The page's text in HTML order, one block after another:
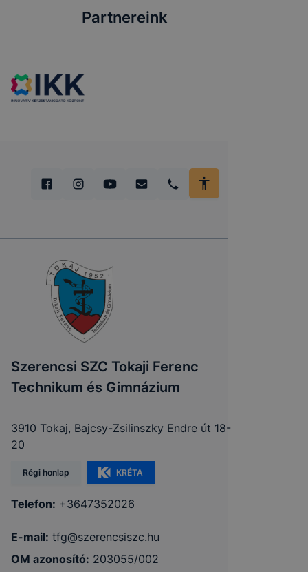
Partnereink
Szerencsi SZC Tokaji Ferenc
Technikum és Gimnázium
3910 Tokaj, Bajcsy-Zsilinszky Endre út 18-
20
Régi honlap KRÉTA
Telefon: +3647352026
E-mail: tfg@szerencsiszc.hu
OM azonosító: 203055/002